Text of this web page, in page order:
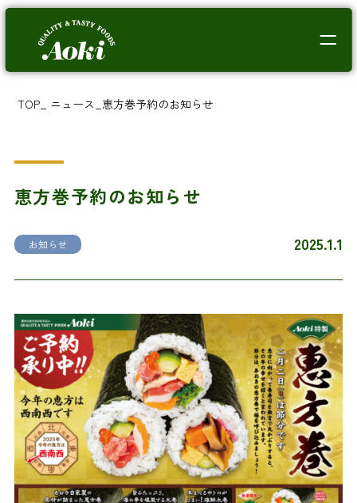
TOP ニュース _恵方巻予約のお知らせ
恵方巻予約のお知らせ
お知らせ 2025.1.1